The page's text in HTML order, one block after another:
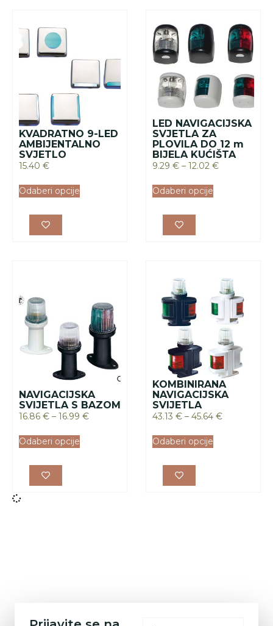
KVADRATNO 9-LED
AMBIJENTALNO
SVJETLO
15.40 €
Odaberi opcije
LED NAVIGACIJSKA
SVJETLA ZA
PLOVILA DO 12 m
BIJELA KUĆIŠTA
9.29 € – 12.02 €
Odaberi opcije
NAVIGACIJSKA
SVIJETLA S BAZOM
16.86 € – 16.99 €
Odaberi opcije
KOMBINIRANA
NAVIGACIJSKA
SVIJETLA
43.13 € – 45.64 €
Odaberi opcije